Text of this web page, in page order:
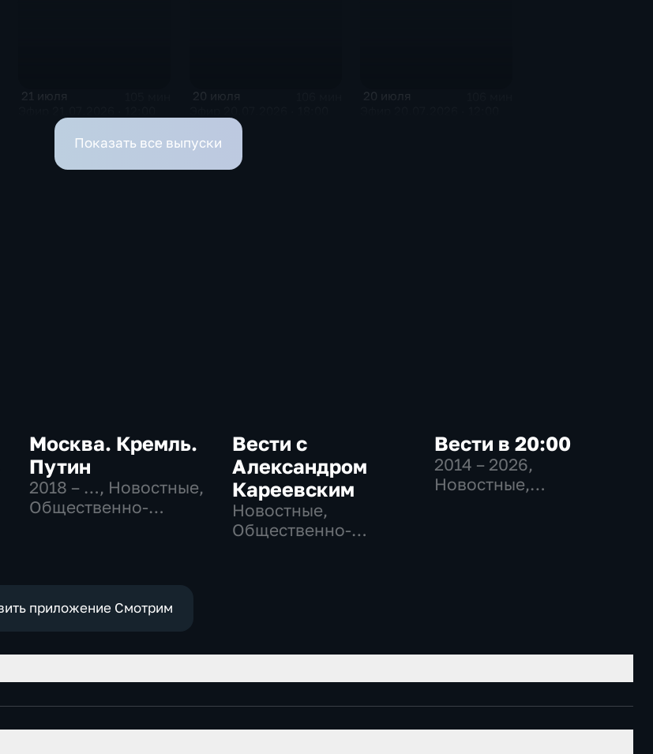
21 июля 20 июля 20 июля
Показать все выпуски
Москва. Кремль.
Путин
2018 – …, Новостные,
Общественно-
Вести с
Александром
Кареевским
Новостные,
Общественно-
Вести в 20:00
2014 – 2026,
Новостные,
приложение Смотрим